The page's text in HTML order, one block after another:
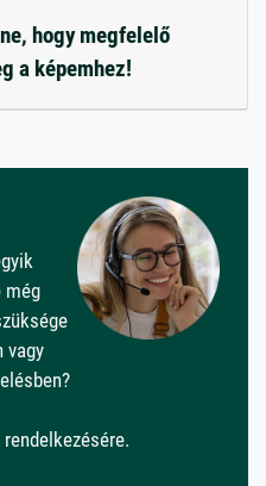
hogy megfelelő
a képemhez!
még
vagy